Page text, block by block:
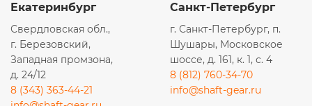
Екатеринбург
Свердловская обл.,
г. Березовский,
Западная промзона,
д. 24/12
8 (343) 363-44-21
Санкт-Петербург
г. Санкт-Петербург, п.
Шушары, Московское
шоссе, д. 161, к. 1, с. 4
8 (812) 760-34-70
info@shaft-gear.ru